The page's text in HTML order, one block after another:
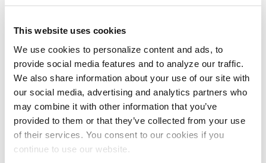
This website uses cookies
We use cookies to personalize content and ads, to
provide social media features and to analyze our traffic.
We also share information about your use of our site with
our social media, advertising and analytics partners who
may combine it with other information that you’ve
provided to them or that they’ve collected from your use
of their services. You consent to our cookies if you
continue to use our website.
Garder une longueur
d'avance avec les avis
de nos experts